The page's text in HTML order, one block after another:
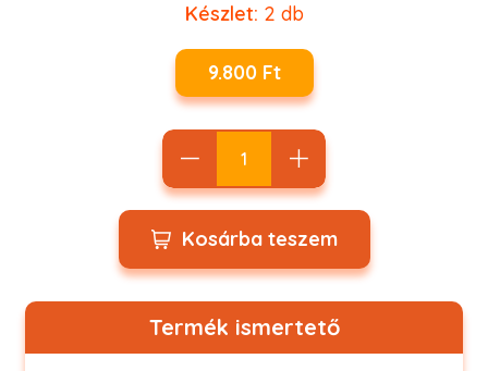
Készlet: 2 db
9.800 Ft
Kosárba teszem
Termék ismertető